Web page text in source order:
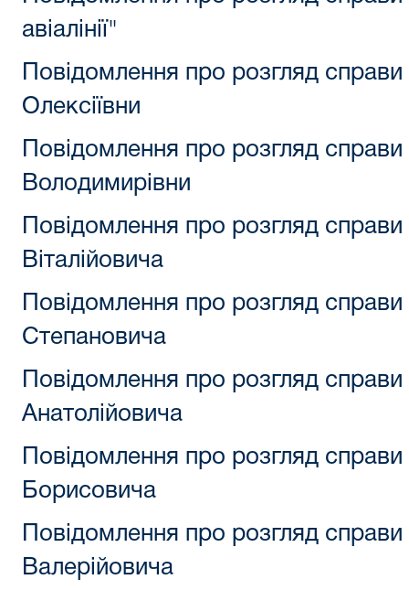
авіалінії"
Повідомлення про розгляд
Олексіївни
Повідомлення про розгляд
Володимирівни
Повідомлення про розгляд справи
Віталійовича
Повідомлення про розгляд
Степановича
Повідомлення про розгляд
Анатолійовича
Повідомлення про розгляд
Борисовича
Повідомлення про розгляд
Валерійовича